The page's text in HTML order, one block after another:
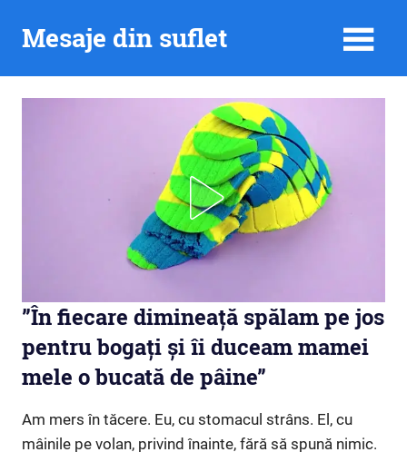
Mesaje din suflet
”În fiecare dimineață spălam pe jos
pentru bogați și îi duceam mamei
mele o bucată de pâine”
Am mers în tăcere. Eu, cu stomacul strâns. El, cu
mâinile pe volan, privind înainte, fără să spună nimic.